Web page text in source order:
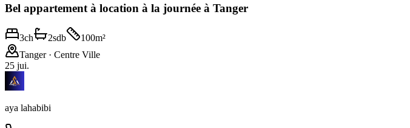
Bel appartement à location à la journée à Tanger
3ch 2sdb 100m²
Tanger· Centre Ville
25 jui.
aya lahabibi